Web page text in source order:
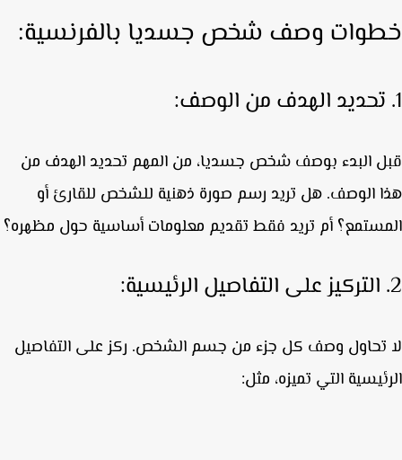
وصف شخص جسديا بالفرنسية:
البدء بوصف شخص جسديا، من المهم تحديد الهدف من
الوصف. هل تريد رسم صورة ذهنية للشخص للقارئ أو
أم تريد فقط تقديم معلومات أساسية حول مظهره؟
تحاول وصف كل جزء من جسم الشخص. ركز على التفاصيل
التي تميزه، مثل: